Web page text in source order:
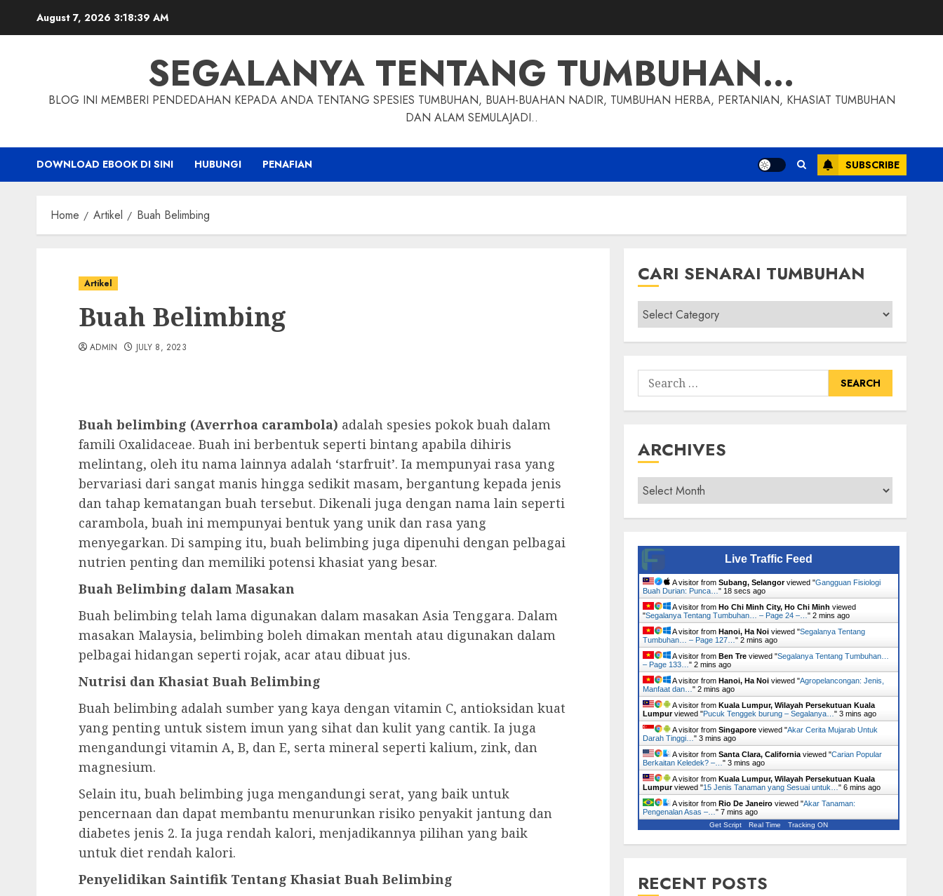
August 7, 2026 3:18:40 AM
SEGALANYA TENTANG TUMBUHAN…
BLOG INI MEMBERI PENDEDAHAN KEPADA ANDA TENTANG SPESIES TUMBUHAN, BUAH-BUAHAN NADIR, TUMBUHAN HERBA, PERTANIAN, KHASIAT TUMBUHAN
DAN ALAM SEMULAJADI..
DOWNLOAD EBOOK DI SINI HUBUNGI PENAFIAN SUBSCRIBE
Home Artikel Buah Belimbing
Artikel
Buah Belimbing
ADMIN JULY 8, 2023
Buah belimbing (Averrhoa carambola) adalah spesies pokok buah dalam
famili Oxalidaceae. Buah ini berbentuk seperti bintang apabila dihiris
melintang, oleh itu nama lainnya adalah ‘starfruit’. Ia mempunyai rasa yang
bervariasi dari sangat manis hingga sedikit masam, bergantung kepada jenis
dan tahap kematangan buah tersebut. Dikenali juga dengan nama lain seperti
carambola, buah ini mempunyai bentuk yang unik dan rasa yang
menyegarkan. Di samping itu, buah belimbing juga dipenuhi dengan pelbagai
nutrien penting dan memiliki potensi khasiat yang besar.
Buah Belimbing dalam Masakan
Buah belimbing telah lama digunakan dalam masakan Asia Tenggara. Dalam
masakan Malaysia, belimbing boleh dimakan mentah atau digunakan dalam
pelbagai hidangan seperti rojak, acar atau dibuat jus.
Nutrisi dan Khasiat Buah Belimbing
Buah belimbing adalah sumber yang kaya dengan vitamin C, antioksidan kuat
yang penting untuk sistem imun yang sihat dan kulit yang cantik. Ia juga
mengandungi vitamin A, B, dan E, serta mineral seperti kalium, zink, dan
magnesium.
Selain itu, buah belimbing juga mengandungi serat, yang baik untuk
pencernaan dan dapat membantu menurunkan risiko penyakit jantung dan
diabetes jenis 2. Ia juga rendah kalori, menjadikannya pilihan yang baik
untuk diet rendah kalori.
Penyelidikan Saintifik Tentang Khasiat Buah Belimbing
CARI SENARAI TUMBUHAN
Cari
Senarai
Tumbuhan
Search
for:
ARCHIVES
Archives
Live Traffic Feed
A visitor from Subang, Selangorviewed "Gangguan Fisiologi
Buah Durian: Punca… " 19 secs ago
A visitor from Ho Chi Minh City, Ho Chi Minh viewed
"Segalanya Tentang Tumbuhan… – Page 24 –… " 2 mins ago
A visitor from Hanoi, Ha Noiviewed "Segalanya Tentang
Tumbuhan… – Page 127… " 2 mins ago
A visitor from Ben Treviewed "Segalanya Tentang Tumbuhan…
– Page 133… " 2 mins ago
A visitor from Hanoi, Ha Noiviewed "Agropelancongan: Jenis,
Manfaat dan… " 2 mins ago
A visitor from Kuala Lumpur, Wilayah Persekutuan Kuala
Lumpurviewed "Pucuk Tenggek burung – Segalanya… " 3 mins ago
A visitor from Singaporeviewed "Akar Cerita Mujarab Untuk
Darah Tinggi… " 3 mins ago
A visitor from Santa Clara, Californiaviewed "Carian Popular
Berkaitan Keledek? –… " 3 mins ago
A visitor from Kuala Lumpur, Wilayah Persekutuan Kuala
Lumpurviewed "15 Jenis Tanaman yang Sesuai untuk… " 6 mins ago
A visitor from Rio De Janeiroviewed "Akar Tanaman:
Pengenalan Asas –… " 7 mins ago
Get Script Real Time Tracking ON
RECENT POSTS